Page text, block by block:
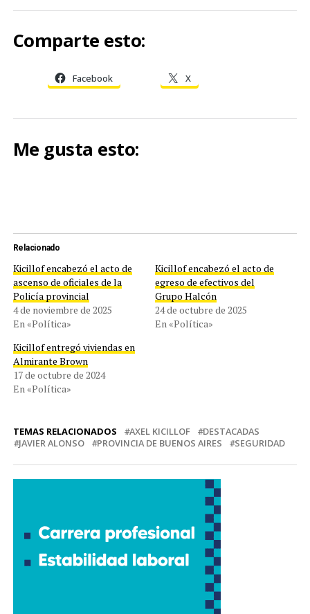
Comparte esto:
Facebook X
Me gusta esto:
Relacionado
Kicillof encabezó el acto de
ascenso de oficiales de la
Policía provincial
4 de noviembre de 2025
En «Política»
Kicillof encabezó el acto de
egreso de efectivos del
Grupo Halcón
24 de octubre de 2025
En «Política»
Kicillof entregó viviendas en
Almirante Brown
17 de octubre de 2024
En «Política»
TEMAS RELACIONADOS AXEL KICILLOF
DESTACADAS
JAVIER ALONSO
PROVINCIA DE BUENOS AIRES SEGURIDAD